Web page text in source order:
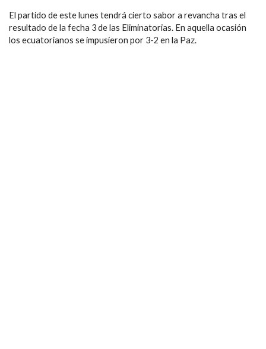
El partido de este lunes tendrá cierto sabor a revancha tras el
resultado de la fecha 3 de las Eliminatorias. En aquella ocasión
los ecuatorianos se impusieron por 3-2 en la Paz.